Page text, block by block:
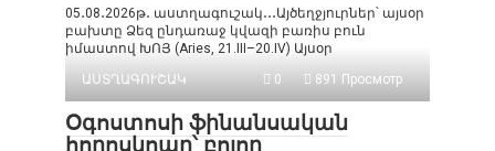
05․08․2026թ․ աստղագուշակ․․․Այծեղջյուրներ՝ այսօր
բախտը Ձեզ ընդառաջ կվազի բառիս բուն
իմաստով ԽՈՅ (Aries, 21.III–20.IV) Այսօր
ԱՍՏՂԱԳՈՒՇԱԿ
0 891 Просмотр
Օգոստոսի ֆինանսական
հորոսկոպը՝ բոլոր